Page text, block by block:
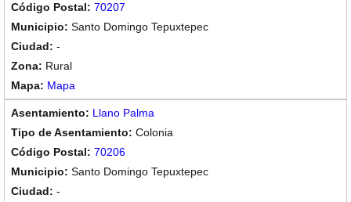
70207
Santo Domingo Tepuxtepec
-
Rural
Mapa
Llano Palma
Colonia
70206
Santo Domingo Tepuxtepec
-